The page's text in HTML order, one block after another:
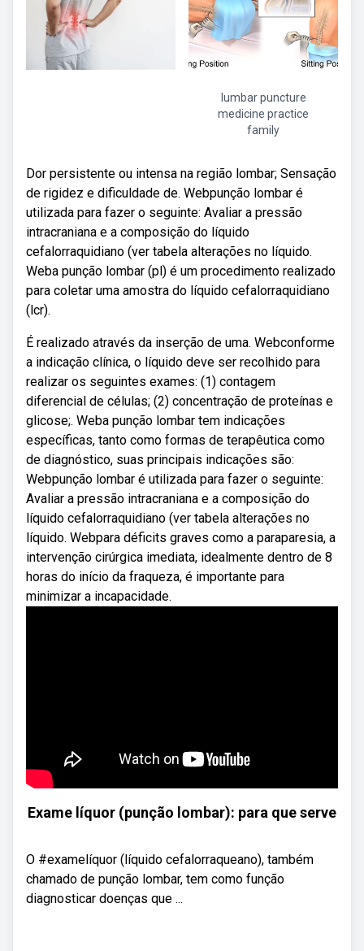
lumbar puncture
medicine practice
family
Dor persistente ou intensa na região lombar; Sensação
de rigidez e dificuldade de. Webpunção lombar é
utilizada para fazer o seguinte: Avaliar a pressão
intracraniana e a composição do líquido
cefalorraquidiano (ver tabela alterações no líquido.
Weba punção lombar (pl) é um procedimento realizado
para coletar uma amostra do líquido cefalorraquidiano
(lcr).
É realizado através da inserção de uma. Webconforme
a indicação clínica, o líquido deve ser recolhido para
realizar os seguintes exames: (1) contagem
diferencial de células; (2) concentração de proteínas e
glicose;. Weba punção lombar tem indicações
específicas, tanto como formas de terapêutica como
de diagnóstico, suas principais indicações são:
Webpunção lombar é utilizada para fazer o seguinte:
Avaliar a pressão intracraniana e a composição do
líquido cefalorraquidiano (ver tabela alterações no
líquido. Webpara déficits graves como a paraparesia, a
intervenção cirúrgica imediata, idealmente dentro de 8
horas do início da fraqueza, é importante para
minimizar a incapacidade.
Exame líquor (punção lombar): para que serve
O #examelíquor (líquido cefalorraqueano), também
chamado de punção lombar, tem como função
diagnosticar doenças que ...